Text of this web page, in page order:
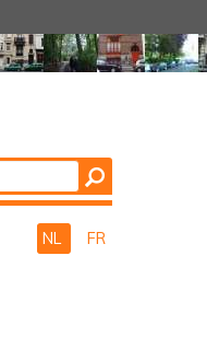
NL FR